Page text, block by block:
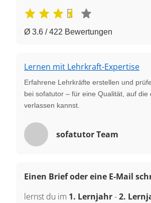
Ø 3.6 / 422 Bewertungen
Lernen mit Lehrkraft-Expertise
Erfahrene Lehrkräfte erstellen und
bei sofatutor – für eine Qualität, auf die
verlassen kannst.
sofatutor Team
Einen Brief oder eine E-Mail
lernst du im 1. Lernjahr-2.